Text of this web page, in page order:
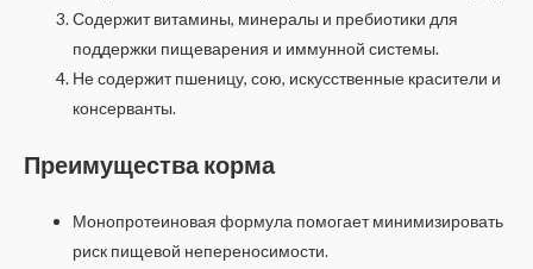
Содержит витамины, минералы и пребиотики для
поддержки пищеварения и иммунной системы.
Не содержит пшеницу, сою, искусственные красители и
консерванты.
Преимущества корма
Монопротеиновая формула помогает минимизировать
риск пищевой непереносимости.